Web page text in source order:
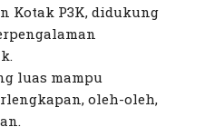
Kotak P3K, didukung
luas mampu
oleh-oleh,